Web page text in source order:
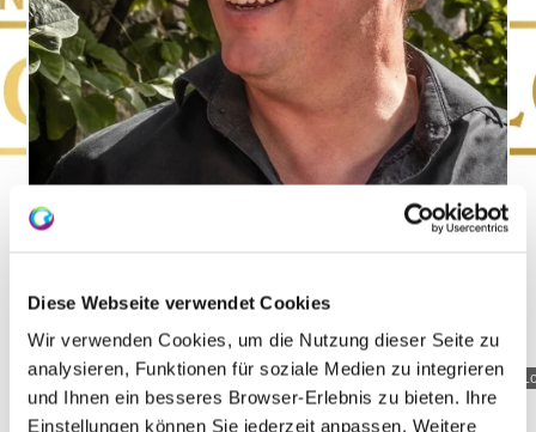
Diese Webseite verwendet Cookies
Wir verwenden Cookies, um die Nutzung dieser Seite zu
analysieren, Funktionen für soziale Medien zu integrieren
und Ihnen ein besseres Browser-Erlebnis zu bieten. Ihre
Einstellungen können Sie jederzeit anpassen. Weitere
Christoph_Lösch_kl